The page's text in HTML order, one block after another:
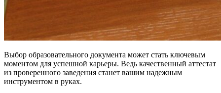
Выбор образовательного документа может стать ключевым
моментом для успешной карьеры. Ведь качественный аттестат
из проверенного заведения станет вашим надежным
инструментом в руках.